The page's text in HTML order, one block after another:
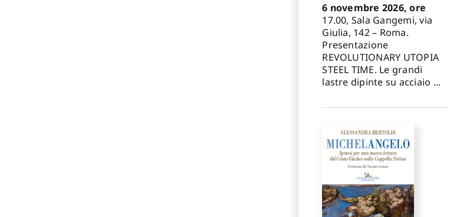
6 novembre 2026, ore
17.00, Sala Gangemi, via
Giulia, 142 – Roma.
Presentazione
REVOLUTIONARY UTOPIA
STEEL TIME. Le grandi
lastre dipinte su acciaio ...